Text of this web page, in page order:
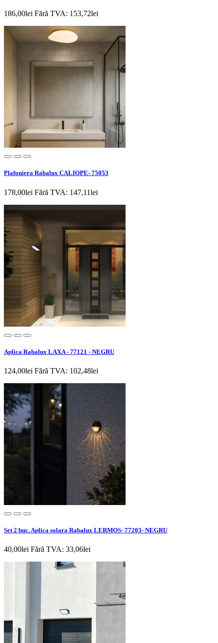
186,00lei Fără TVA: 153,72lei
Plafoniera Rabalux CALIOPE- 75053
178,00lei Fără TVA: 147,11lei
Aplica Rabalux LAXA - 77121 - NEGRU
124,00lei Fără TVA: 102,48lei
Set 2 buc. Aplica solara Rabalux LERMOS- 77203- NEGRU
40,00lei Fără TVA: 33,06lei